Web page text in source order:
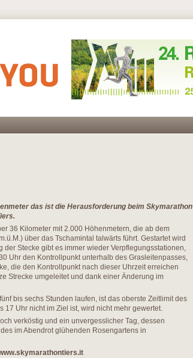
das ist die Herausforderung beim Skymarathon
36 Kilometer mit 2.000 Höhenmetern, die ab dem
über das Tschamintal talwärts führt. Gestartet wird
Stecke gibt es immer wieder Verpflegungsstationen,
Uhr den Kontrollpunkt unterhalb des Grasleitenpasses,
die den Kontrollpunkt nach dieser Uhrzeit erreichen
Strecke umgeleitet und dank einer Änderung im
bis sechs Stunden laufen, ist das oberste Zeitlimit des
17 Uhr nicht im Ziel ist, wird nicht mehr gewertet.
verköstig und ein unvergesslicher Tag, dessen
im Abendrot glühenden Rosengartens in